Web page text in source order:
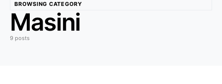
BROWSING CATEGORY
Masini
9 posts